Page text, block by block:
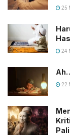
25
24
22